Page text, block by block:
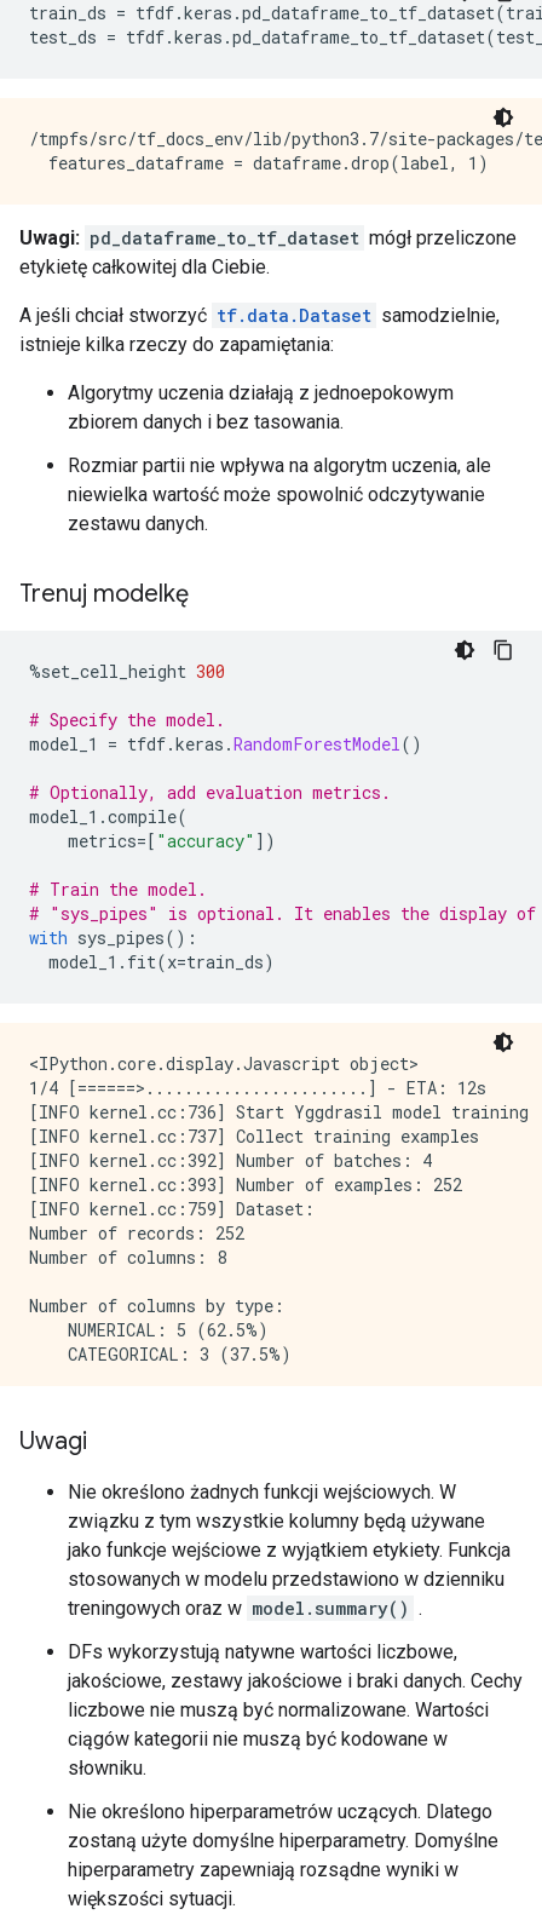
train_ds = tfdf.keras .pd_dataframe_to_tf_dataset(
test_ds = tfdf.keras .pd_dataframe_to_tf_dataset(
/tmpfs/src/tf_docs_env/lib/python3.7/site-packages/
Uwagi: pd_dataframe_to_tf_dataset mógł przeliczone
etykietę całkowitej dla Ciebie.
A jeśli chciał stworzyć tf.data.Dataset samodzielnie,
istnieje kilka rzeczy do zapamiętania:
Algorytmy uczenia działają z jednoepokowym
zbiorem danych i bez tasowania.
Rozmiar partii nie wpływa na algorytm uczenia, ale
niewielka wartość może spowolnić odczytywanie
zestawu danych.
Trenuj modelkę
%set_cell_height 300
# Specify the model.
model_1 = tfdf.keras .RandomForestModel()
# Optionally, add evaluation metrics.
model_1 .compile(
metrics=[ "accuracy" ])
# Train the model.
# "sys_pipes" is optional. It enables the display
with sys_pipes():
model_1 . fit(x=train_ds)
<IPython.core.display.Javascript object>
1/4 [======>.......................] - ETA: 12s
[INFO kernel.cc:736] Start Yggdrasil model training
[INFO kernel.cc:737] Collect training examples
[INFO kernel.cc:392] Number of batches: 4
[INFO kernel.cc:393] Number of examples: 252
[INFO kernel.cc:759] Dataset:
Number of records: 252
Number of columns: 8
Number of columns by type:
    NUMERICAL: 5 (62.5%)
    CATEGORICAL: 3 (37.5%)
NUMERICAL: 5 (62.5%)
1: "bill_length_mm" NUMERICAL num-nas:2
2: "body_mass_g" NUMERICAL num-nas:2
3: "flipper_length_mm" NUMERICAL num-nas:2
6: "year" NUMERICAL mean:2008.05 min:2007
CATEGORICAL: 3 (37.5%)
4: "island" CATEGORICAL has-dict vocab-size:4
5: "sex" CATEGORICAL num-nas:7 (2.77778%) has-
7: "__LABEL" CATEGORICAL integerized vocab-
Terminology:
nas: Number of non-available (i.e. missing)
manually-defined: Attribute which type is
tokenized: The attribute value is obtained
has-dict: The attribute is attached to a string
    vocab-size: Number of unique values.
Uwagi
Nie określono żadnych funkcji wejściowych. W
związku z tym wszystkie kolumny będą używane
jako funkcje wejściowe z wyjątkiem etykiety. Funkcja
stosowanych w modelu przedstawiono w dzienniku
treningowych oraz w model.summary() .
DFs wykorzystują natywne wartości liczbowe,
jakościowe, zestawy jakościowe i braki danych. Cechy
liczbowe nie muszą być normalizowane. Wartości
ciągów kategorii nie muszą być kodowane w
słowniku.
Nie określono hiperparametrów uczących. Dlatego
zostaną użyte domyślne hiperparametry. Domyślne
hiperparametry zapewniają rozsądne wyniki w
większości sytuacji.